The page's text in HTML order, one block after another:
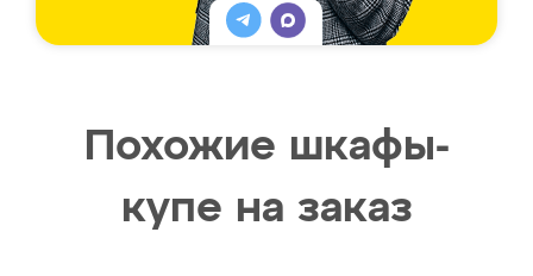
Похожие шкафы-
купе на заказ